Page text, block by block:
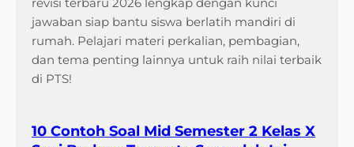
jawaban siap bantu siswa berlatih mandiri di
rumah. Pelajari materi perkalian, pembagian,
dan tema penting lainnya untuk raih nilai terbaik
di PTS!
10 Contoh Soal Mid Semester 2 Kelas X